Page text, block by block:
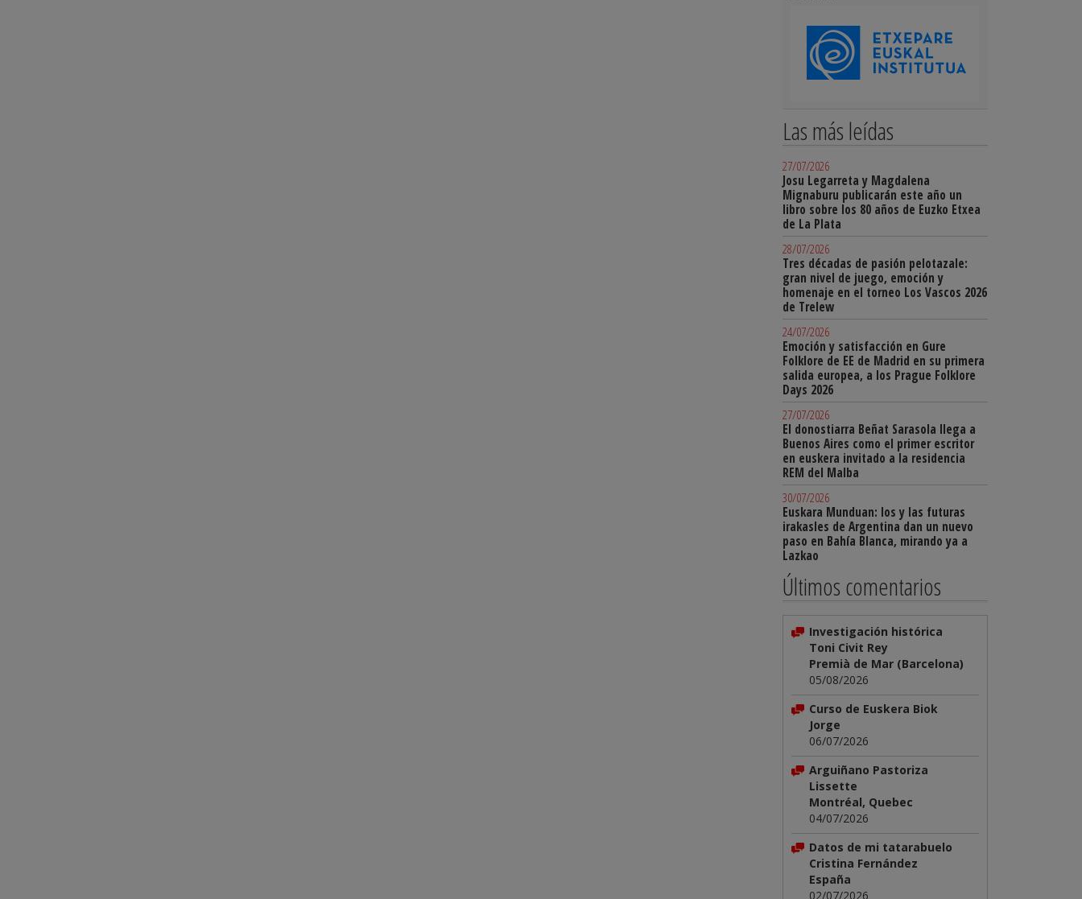
Las más leídas
27/07/2026
Josu Legarreta y Magdalena
Mignaburu publicarán este año un
libro sobre los 80 años de Euzko Etxea
de La Plata
28/07/2026
Tres décadas de pasión pelotazale:
gran nivel de juego, emoción y
homenaje en el torneo Los Vascos 2026
de Trelew
24/07/2026
Emoción y satisfacción en Gure
Folklore de EE de Madrid en su primera
salida europea, a los Prague Folklore
Days 2026
27/07/2026
El donostiarra Beñat Sarasola llega a
Buenos Aires como el primer escritor
en euskera invitado a la residencia
REM del Malba
30/07/2026
Euskara Munduan: los y las futuras
irakasles de Argentina dan un nuevo
paso en Bahía Blanca, mirando ya a
Lazkao
Últimos comentarios
Investigación histórica
Toni Civit Rey
Premià de Mar (Barcelona)
05/08/2026
Curso de Euskera Biok
Jorge
06/07/2026
Arguiñano Pastoriza
Lissette
Montréal, Quebec
04/07/2026
Datos de mi tatarabuelo
Cristina Fernández
España
02/07/2026